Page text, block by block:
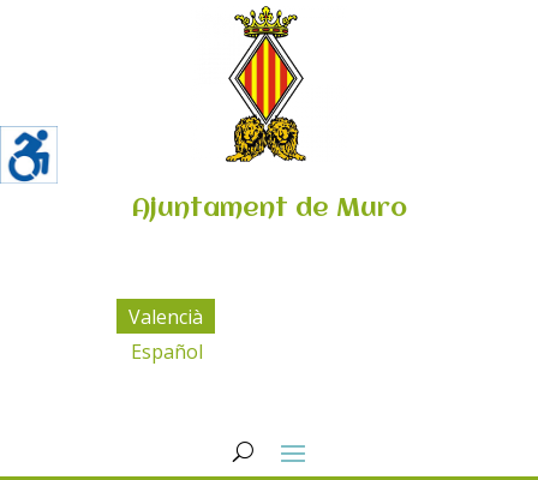
Ajuntament de Muro
Valencià
Español